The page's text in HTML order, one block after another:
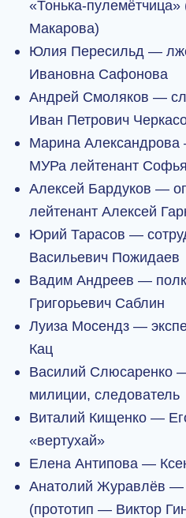
«Тонька-
Макарова)
Юлия Пересильд —
Ивановна Сафонова
Андрей Смоляков —
Иван Петрович
Марина Александрова
МУРа лейтенант
Алексей Бардуков —
лейтенант Алексей
Юрий Тарасов —
Васильевич Пожидаев
Вадим Андреев —
Григорьевич Саблин
Луиза Мосендз —
Кац
Василий Слюсаренко
милиции, следователь
Виталий Кищенко —
«вертухай»
Елена Антипова —
Анатолий Журавлёв —
(прототип — Виктор